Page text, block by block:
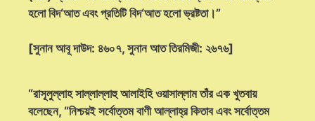
হলো বিদ‘আত এবং প্রতিটি বিদ‘আত হলো ভ্রষ্টতা।”
[সুনান আবূ দাউদ: ৪৬০৭, সুনান আত তিরমিজী: ২৬৭৬]
“রাসূলুল্লাহ সাল্লাল্লাহু আলাইহি ওয়াসাল্লাম তাঁর এক খুতবায়
বলেছেন, “নিশ্চয়ই সর্বোত্তম বাণী আল্লাহ্‌র কিতাব এবং সর্বোত্তম